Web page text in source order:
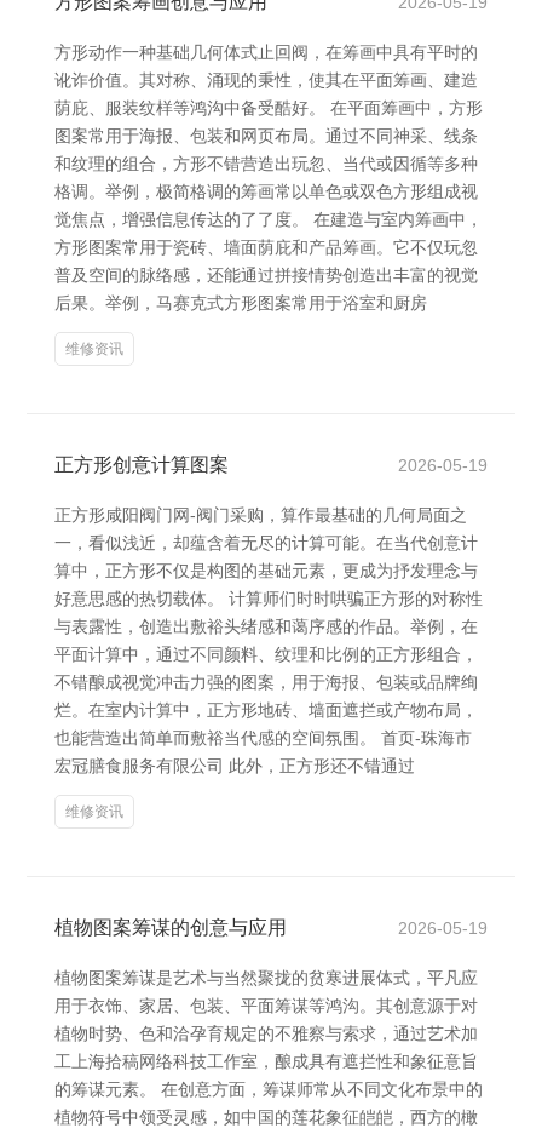
方形动作一种基础几何体式止回阀，在筹画中具有平时的
讹诈价值。其对称、涌现的秉性，使其在平面筹画、建造
荫庇、服装纹样等鸿沟中备受酷好。 在平面筹画中，方形
图案常用于海报、包装和网页布局。通过不同神采、线条
和纹理的组合，方形不错营造出玩忽、当代或因循等多种
格调。举例，极简格调的筹画常以单色或双色方形组成视
觉焦点，增强信息传达的了了度。 在建造与室内筹画中，
方形图案常用于瓷砖、墙面荫庇和产品筹画。它不仅玩忽
普及空间的脉络感，还能通过拼接情势创造出丰富的视觉
后果。举例，马赛克式方形图案常用于浴室和厨房
维修资讯
正方形创意计算图案 2026-05-19
正方形咸阳阀门网-阀门采购，算作最基础的几何局面之
一，看似浅近，却蕴含着无尽的计算可能。在当代创意计
算中，正方形不仅是构图的基础元素，更成为抒发理念与
好意思感的热切载体。 计算师们时时哄骗正方形的对称性
与表露性，创造出敷裕头绪感和蔼序感的作品。举例，在
平面计算中，通过不同颜料、纹理和比例的正方形组合，
不错酿成视觉冲击力强的图案，用于海报、包装或品牌绚
烂。在室内计算中，正方形地砖、墙面遮拦或产物布局，
也能营造出简单而敷裕当代感的空间氛围。 首页-珠海市
宏冠膳食服务有限公司 此外，正方形还不错通过
维修资讯
植物图案筹谋的创意与应用 2026-05-19
植物图案筹谋是艺术与当然聚拢的贫寒进展体式，平凡应
用于衣饰、家居、包装、平面筹谋等鸿沟。其创意源于对
植物时势、色和洽孕育规定的不雅察与索求，通过艺术加
工上海拾稿网络科技工作室，酿成具有遮拦性和象征意旨
的筹谋元素。 在创意方面，筹谋师常从不同文化布景中的
植物符号中领受灵感，如中国的莲花象征皑皑，西方的橄